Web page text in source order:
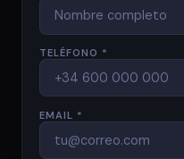
TELÉFONO *
EMAIL *